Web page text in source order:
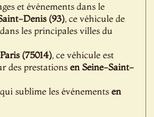
et événements dans le
Denis (93), ce véhicule de
les principales villes du
Paris (75014), ce véhicule est
des prestationsen Seine-Saint-
sublime les événementsen